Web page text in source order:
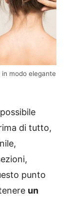
modo elegante
di tutto,
punto
un